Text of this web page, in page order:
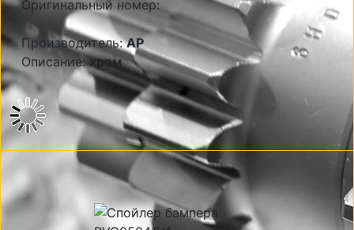
Оригинальный номер:
Производитель:AP
Описание:хром